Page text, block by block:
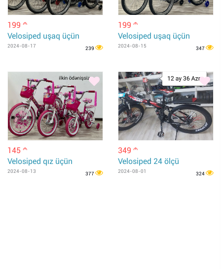
199 m
Velosiped uşaq üçün
2024-08-17 239
199 m
Velosiped uşaq üçün
2024-08-15 347
145 m
Velosiped qız üçün
2024-08-13 377
349 m
Velosiped 24 ölçü
2024-08-01 324